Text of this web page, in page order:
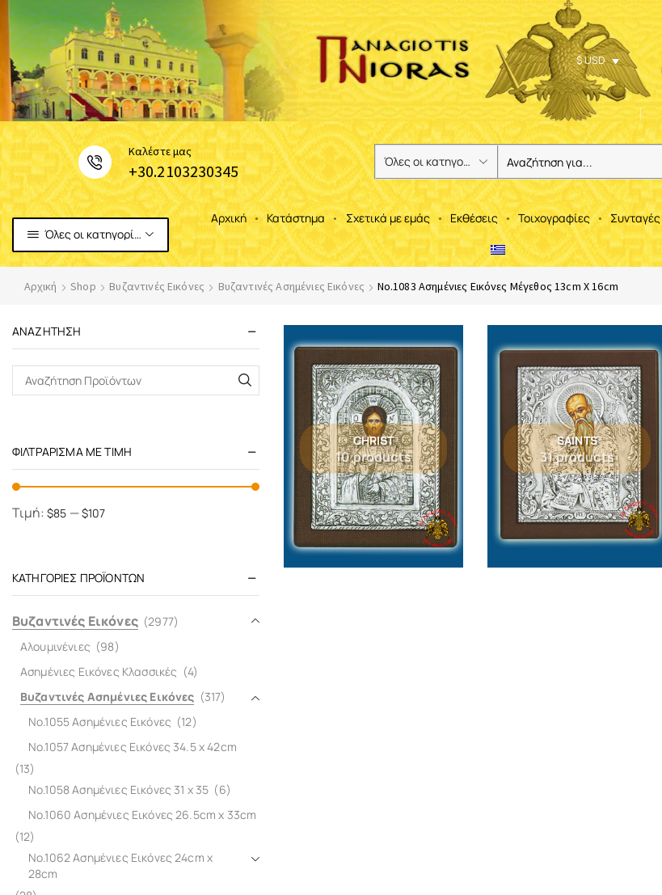
$ USD
Καλέστε μας
+30.2103230345
Όλες οι κατηγορίες
Αρχική Κατάστημα Σχετικά με εμάς Εκθέσεις Τοιχογραφίες Συνταγές
Αρχική Shop Βυζαντινές Εικόνες Βυζαντινές Ασημένιες Εικόνες No.1083 Ασημένιες Εικόνες Μέγεθος 13cm X 16cm
CHRIST
10 products
SAINTS
31 products
ΑΝΑΖΉΤΗΣΗ
ΦΙΛΤΡΆΡΙΣΜΑ ΜΕ ΤΙΜΉ
Τιμή: $85 —$107
ΚΑΤΗΓΟΡΊΕΣ ΠΡΟΪΌΝΤΩΝ
Βυζαντινές Εικόνες (2977)
Αλουμινένιες (98)
Ασημένιες Εικόνες Κλασσικές (4)
Βυζαντινές Ασημένιες Εικόνες (317)
No.1055 Ασημένιες Εικόνες (12)
No.1057 Ασημένιες Εικόνες 34.5 x 42cm
(13)
No.1058 Ασημένιες Εικόνες 31 x 35 (6)
No.1060 Ασημένιες Εικόνες 26.5cm x 33cm
(12)
No.1062 Ασημένιες Εικόνες 24cm x
28cm